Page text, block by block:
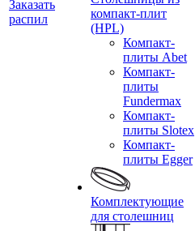
Заказать
распил
компакт-плит
(HPL)
Компакт-
плиты Abet
Компакт-
плиты
Fundermax
Компакт-
плиты Slotex
Компакт-
плиты Egger
Комплектующие
для столешниц